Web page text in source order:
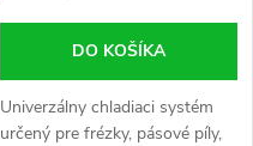
DO KOŠÍKA
Univerzálny chladiaci systém
určený pre frézky, pásové píly,